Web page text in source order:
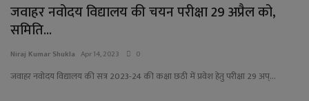
जवाहर नवोदय विद्यालय की चयन परीक्षा 29 अप्रैल को,
समिति...
Niraj Kumar Shukla Apr 14, 2023 0
जवाहर नवोदय विद्यालय की सत्र 2023-24 की कक्षा छठी में प्रवेश हेतु परीक्षा 29 अप्...